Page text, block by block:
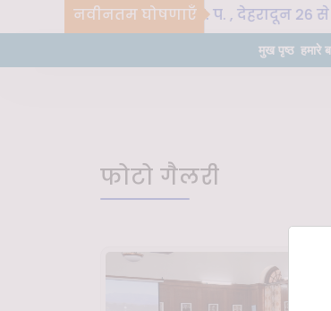
नवीनतम घोषणाएँ
CoE-SLM, भा. वा. अ. शि. प. , देहरादून
मुख पृष्ठ हमारे
फोटो गैलरी